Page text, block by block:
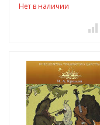
Нет в наличии